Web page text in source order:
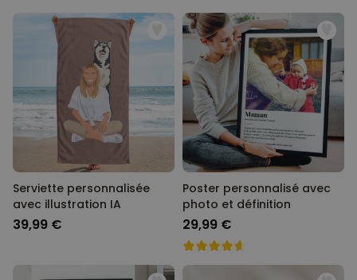
Serviette personnalisée
avec illustration IA
39,99 €
Poster personnalisé avec
photo et définition
29,99 €